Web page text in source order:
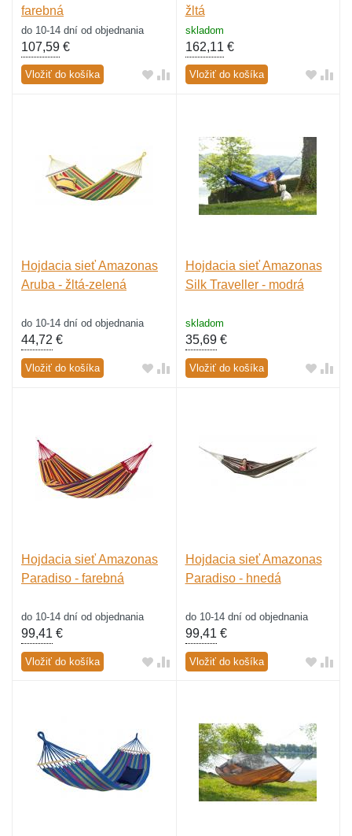
farebná
do 10-14 dní od objednania
107,59 €
Vložiť do košíka
žltá
skladom
162,11 €
Vložiť do košíka
Hojdacia sieť Amazonas
Aruba - žltá-zelená
do 10-14 dní od objednania
44,72 €
Vložiť do košíka
Hojdacia sieť Amazonas
Silk Traveller - modrá
skladom
35,69€
Vložiť do košíka
Hojdacia sieť Amazonas
Paradiso - farebná
do 10-14 dní od objednania
99,41 €
Vložiť do košíka
Hojdacia sieť Amazonas
Paradiso - hnedá
do 10-14 dní od objednania
99,41 €
Vložiť do košíka